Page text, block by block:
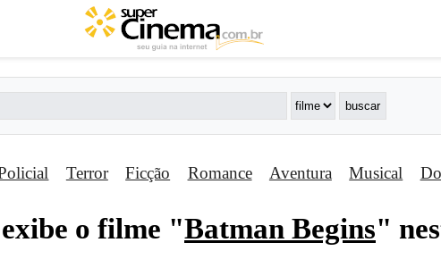
Terror Ficção Romance Aventura Musical
o filme "Batman Begins"